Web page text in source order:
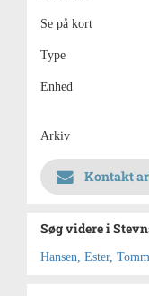
Se på kort
Type
Enhed
Arkiv
Kontakt
Søg videre i
Hansen, Ester,